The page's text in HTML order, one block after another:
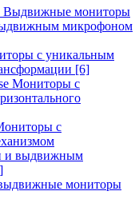
Выдвижные мониторы
микрофоном
с уникальным
[6]
Мониторы с
с
и выдвижным
мониторы